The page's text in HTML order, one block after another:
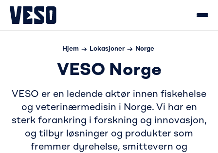
Hjem Lokasjoner Norge
VESO Norge
VESO er en ledende aktør innen fiskehelse
og veterinærmedisin i Norge. Vi har en
sterk forankring i forskning og innovasjon,
og tilbyr løsninger og produkter som
fremmer dyrehelse, smittevern og